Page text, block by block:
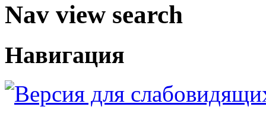
Nav view search
Навигация